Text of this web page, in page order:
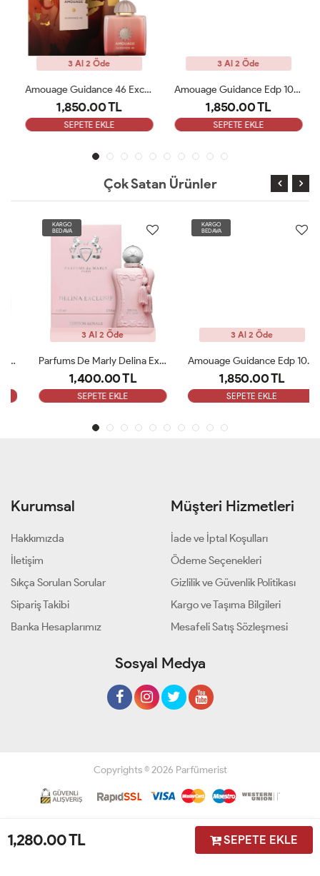
1,280.00TL SEPETE EKLE
3 Al 2 Öde
Amouage Guidance 46 Exceptional Extrait 100ml Kadın Parfüm ARC
1,850.00 TL
SEPETE EKLE
3 Al 2 Öde
Amouage Guidance Edp 100 Ml Bayan Parfüm ARC
1,850.00 TL
SEPETE EKLE
Çok Satan Ürünler
KARGO
BEDAVA
3 Al 2 Öde
Parfums De Marly Delina Exclusive EDP Kadın 75ml Parfüm ARC
1,400.00 TL
SEPETE EKLE
KARGO
BEDAVA
3 Al 2 Öde
Amouage Guidance Edp 100 Ml Bayan Parfüm ARC
1,850.00 TL
SEPETE EKLE
Kurumsal
Hakkımızda
İletişim
Sıkça Sorulan Sorular
Sipariş Takibi
Banka Hesaplarımız
Müşteri Hizmetleri
İade ve İptal Koşulları
Ödeme Seçenekleri
Gizlilik ve Güvenlik Politikası
Kargo ve Taşıma Bilgileri
Mesafeli Satış Sözleşmesi
Sosyal Medya
Copyrights © 2026 Parfümerist
Geliştir - powered by innovation
Sipariş Takibi İletişim